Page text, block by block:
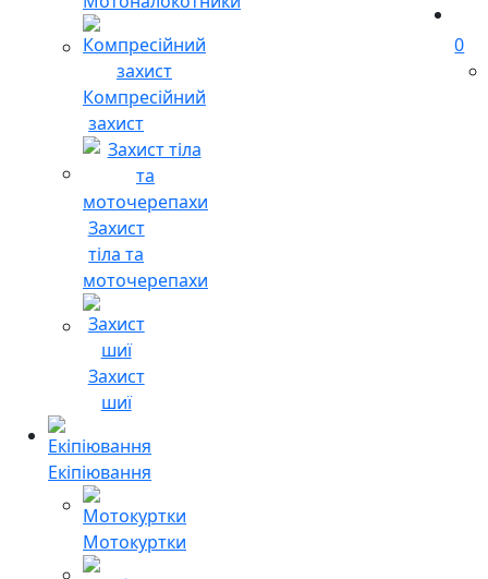
Компресійний
захист
Захист
тіла та
моточерепахи
Захист
шиї
Екіпіювання
Мотокуртки
0